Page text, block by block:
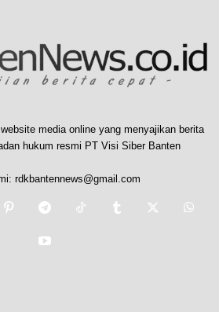
media online yang menyajikan berita
hukum resmi PT Visi Siber Banten
rdkbantennews@gmail.com